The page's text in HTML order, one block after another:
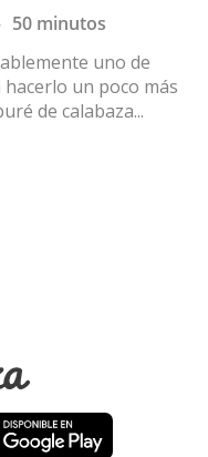
50 minutos
uno de
un poco más
de calabaza...